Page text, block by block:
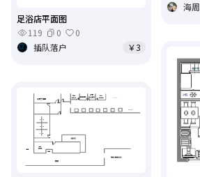
海周
足浴店平面图
119
0
0
插队落户
￥3